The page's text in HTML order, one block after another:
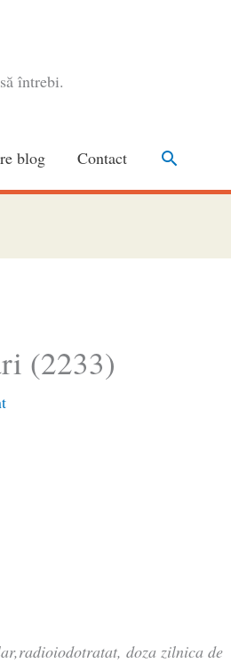
întrebi.
blog Contact Search
(2233)
doza zilnica de